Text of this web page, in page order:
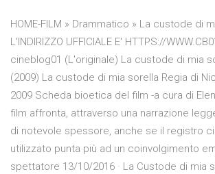
HOME-FILM » Drammatico » La custode di
L'INDIRIZZO UFFICIALE E' HTTPS://
cineblog01 (L'originale) La custode di mia
(2009) La custode di mia sorella Regia di
2009 Scheda bioetica del film -a cura di
film affronta, attraverso una narrazione
di notevole spessore, anche se il registro
utilizzato punta più ad un coinvolgimento
spettatore 13/10/2016 · La Custode di mia